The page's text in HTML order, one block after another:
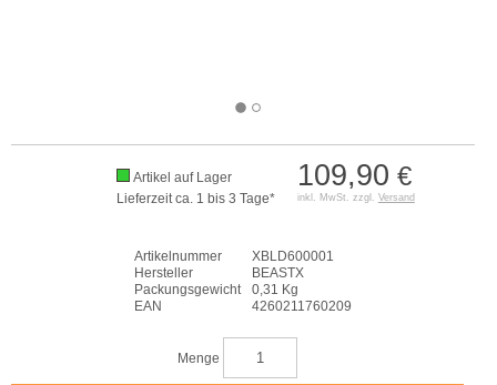
109,90 €
inkl. MwSt. zzgl. Versand
Artikel auf Lager
Lieferzeit ca. 1 bis 3 Tage*
Artikelnummer
XBLD600001
Hersteller
BEASTX
Packungsgewicht
0,31 Kg
EAN
4260211760209
Menge